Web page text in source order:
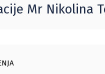
Mr Nikolina